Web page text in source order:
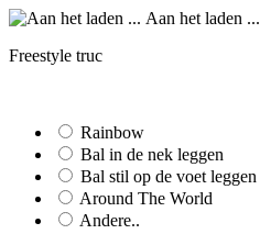
Aan het laden ...
Freestyle truc
Rainbow
Bal in de nek leggen
Bal stil op de voet leggen
Around The World
Andere..